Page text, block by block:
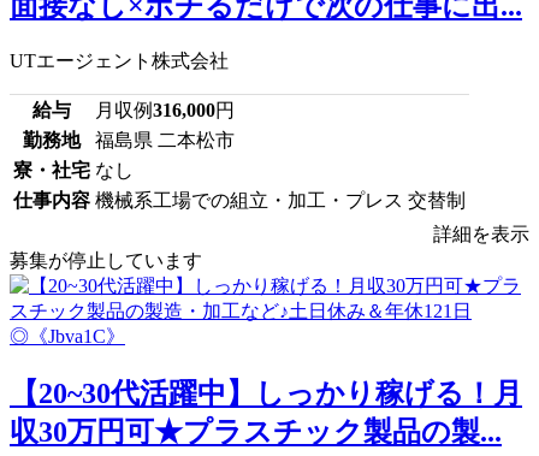
面接なし×ポチるだけで次の仕事に出...
UTエージェント株式会社
給与 月収例316,000円
勤務地
福島県 二本松市
寮・社宅 なし
仕事内容 機械系工場での組立・加工・プレス 交替制
詳細を表示
募集が停止しています
【20~30代活躍中】しっかり稼げる！月
収30万円可★プラスチック製品の製...